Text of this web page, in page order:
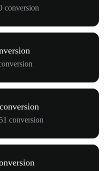
conversion
conversion